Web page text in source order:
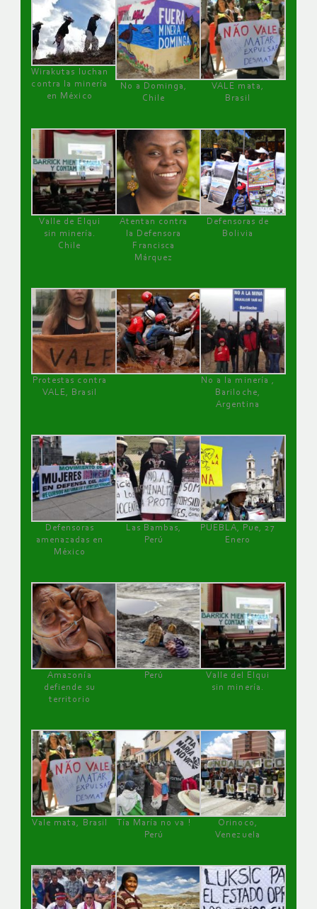
Wirakutas luchan
contra la minería
en México
No a Dominga,
Chile
VALE mata,
Brasil
Valle de Elqui
sin minería.
Chile
Atentan contra
la Defensora
Francisca
Márquez
Defensoras de
Bolivia
Protestas contra
VALE, Brasil
No a la minería ,
Bariloche,
Argentina
Defensoras
amenazadas en
México
Las Bambas,
Perú
PUEBLA, Pue, 27
Enero
Amazonía
defiende su
territorio
Perú
Valle del Elqui
sin minería.
Vale mata, Brasil
Tía María no va !
Perú
Orinoco,
Venezuela